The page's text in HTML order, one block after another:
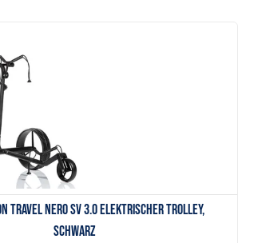
Travel Nero SV 3.0 elektrischer Trolley,
schwarz